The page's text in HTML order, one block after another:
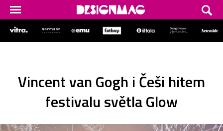
Vincent van Gogh i Češi hitem
festivalu světla Glow